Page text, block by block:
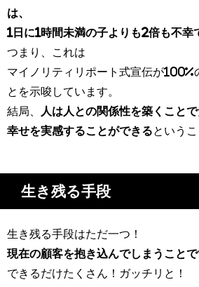
は、
1日に1時間未満の子よりも2倍も不幸
つまり、これは
マイノリティリポート式宣伝が100%
とを示唆しています。
結局、
人は人との関係性を築くこと
幸せを実感することができる というこ
生き残る手段
生き残る手段はただ一つ！
現在の顧客を抱き込んでしまうこと
できるだけたくさん！ガッチリと！